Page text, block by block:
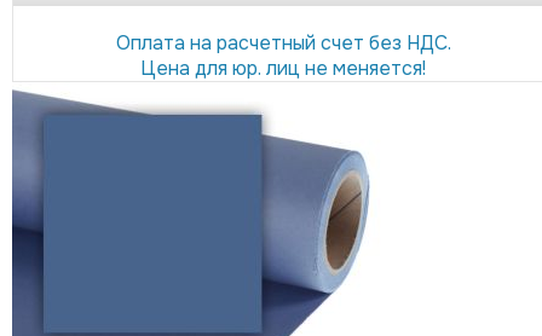
Оплата на расчетный счет без НДС.
Цена для юр. лиц не меняется!